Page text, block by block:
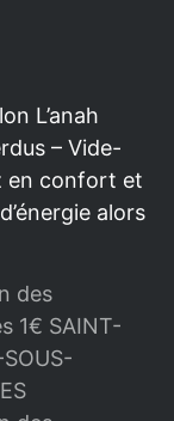
L’anah
– Vide-
en confort et
alors
des
1€ SAINT-